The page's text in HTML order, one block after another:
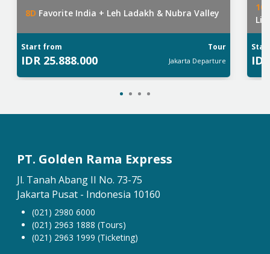
8D Favorite India + Leh Ladakh & Nubra Valley
Start from Tour
IDR 25.888.000 Jakarta Departure
10
Light
PT. Golden Rama Express
Jl. Tanah Abang II No. 73-75
Jakarta Pusat - Indonesia 10160
(021) 2980 6000
(021) 2963 1888 (Tours)
(021) 2963 1999 (Ticketing)